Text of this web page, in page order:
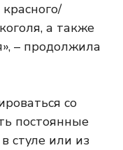
а также
– продолжила
со
постоянные
стуле или из